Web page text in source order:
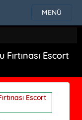
MENÜ
Escort